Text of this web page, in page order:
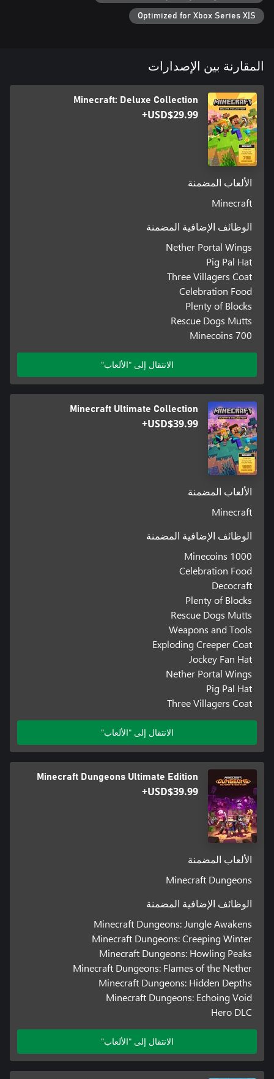
Optimized for Xbox Series X|S
المقارنة بين الإصدارات
Minecraft: Deluxe Collection
USD$29.99+
الألعاب المضمنة
Minecraft
الوظائف الإضافية المضمنة
Nether Portal Wings
Pig Pal Hat
Three Villagers Coat
Celebration Food
Plenty of Blocks
Rescue Dogs Mutts
700 Minecoins
الانتقال إلى "الألعاب"
Minecraft Ultimate Collection
USD$39.99+
الألعاب المضمنة
Minecraft
الوظائف الإضافية المضمنة
1000 Minecoins
Celebration Food
Decocraft
Plenty of Blocks
Rescue Dogs Mutts
Weapons and Tools
Exploding Creeper Coat
Jockey Fan Hat
Nether Portal Wings
Pig Pal Hat
Three Villagers Coat
الانتقال إلى "الألعاب"
Minecraft Dungeons Ultimate Edition
USD$39.99+
الألعاب المضمنة
Minecraft Dungeons
الوظائف الإضافية المضمنة
Minecraft Dungeons: Jungle Awakens
Minecraft Dungeons: Creeping Winter
Minecraft Dungeons: Howling Peaks
Minecraft Dungeons: Flames of the Nether
Minecraft Dungeons: Hidden Depths
Minecraft Dungeons: Echoing Void
Hero DLC
الانتقال إلى "الألعاب"